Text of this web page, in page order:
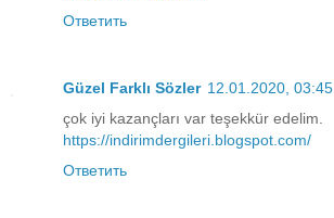
Ответить
Güzel Farklı Sözler 12.01.2020, 03:45
çok iyi kazançları var teşekkür edelim.
https://indirimdergileri.blogspot.com/
Ответить